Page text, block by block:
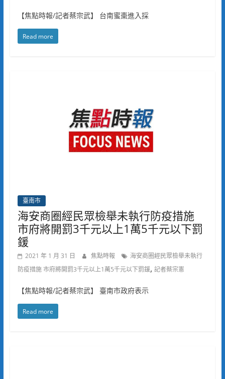
【焦點時報/記者蔡宗武】 台南蜜棗進入採
Read more
臺南市
海安商圈經民眾檢舉未執行防疫措施
市府將開罰3千元以上1萬5千元以下罰
鍰
2021 年 1 月 31 日 焦點時報
海安商圈經民眾檢舉未執行
防疫措施 市府將開罰3千元以上1萬5千元以下罰鍰, 記者蔡宗憲
【焦點時報/記者蔡宗武】 臺南市政府表示
Read more